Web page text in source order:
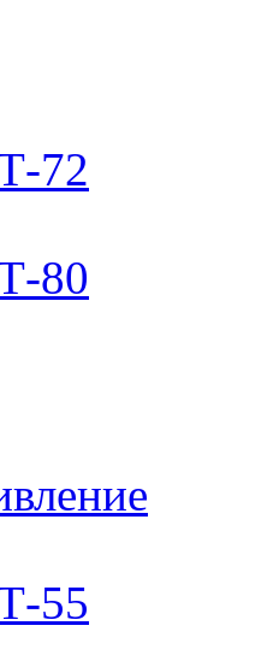
72
80
55